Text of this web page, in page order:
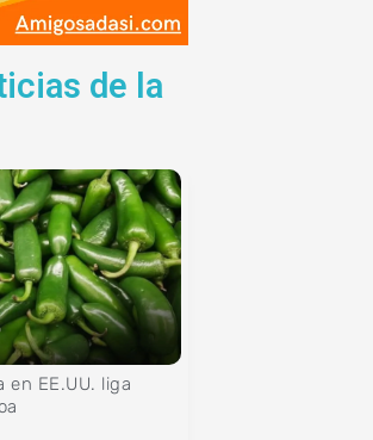
de la
en EE.UU. liga